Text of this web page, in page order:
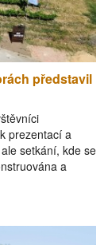
představil
prezentací a
setkání, kde se
a